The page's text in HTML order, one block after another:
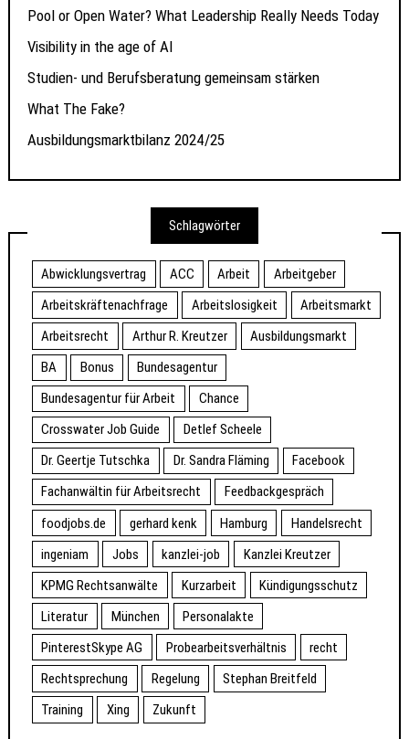
Pool or Open Water? What Leadership Really Needs Today
Visibility in the age of AI
Studien- und Berufsberatung gemeinsam stärken
What The Fake?
Ausbildungsmarktbilanz 2024/25
Schlagwörter
Abwicklungsvertrag ACC Arbeit
Arbeitgeber
Arbeitskräftenachfrage
Arbeitslosigkeit
Arbeitsmarkt
Arbeitsrecht
Arthur R. Kreutzer
Ausbildungsmarkt
BA
Bonus
Bundesagentur
Bundesagentur für Arbeit
Chance
Crosswater Job Guide
Detlef Scheele
Dr. Geertje Tutschka
Dr. Sandra Fläming
Facebook
Fachanwältin für Arbeitsrecht
Feedbackgespräch
foodjobs.de
gerhard kenk Hamburg
Handelsrecht
ingeniam
Jobs kanzlei-job
Kanzlei Kreutzer
KPMG Rechtsanwälte
Kurzarbeit
Kündigungsschutz
Literatur
München
Personalakte
PinterestSkype AG
Probearbeitsverhältnis
recht
Rechtsprechung
Regelung
Stephan Breitfeld
Training
Xing Zukunft